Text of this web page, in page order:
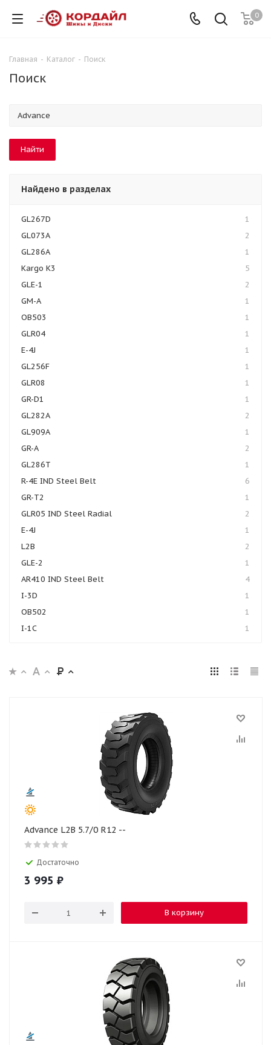
0
Главная - Каталог - Поиск
Поиск
Найдено в разделах
GL267D
1
GL073A
2
GL286A
1
Kargo K3
5
GLE-1
2
GM-A
1
OB503
1
GLR04
1
E-4J
1
GL256F
1
GLR08
1
GR-D1
1
GL282А
2
GL909A
1
GR-A
2
GL286T
1
R-4E IND Steel Belt
6
GR-T2
1
GLR05 IND Steel Radial
2
E-4J
1
L2B
2
GLE-2
1
AR410 IND Steel Belt
4
I-3D
1
OB502
1
I-1C
1
Advance L2B 5.7/0 R12 --
Достаточно
3 995 ₽
В корзину